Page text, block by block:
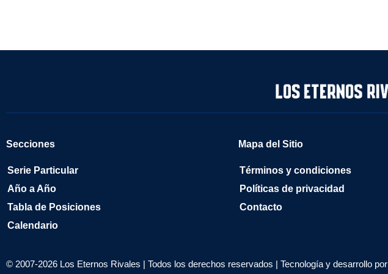
Secciones
Serie Particular
Año a Año
Tabla de Posiciones
Calendario
Mapa del Sitio
Términos y condiciones
Políticas de privacidad
Contacto
© 2007-2026 Los Eternos Rivales | Todos los derechos reservados | Tecnología y desarrollo por